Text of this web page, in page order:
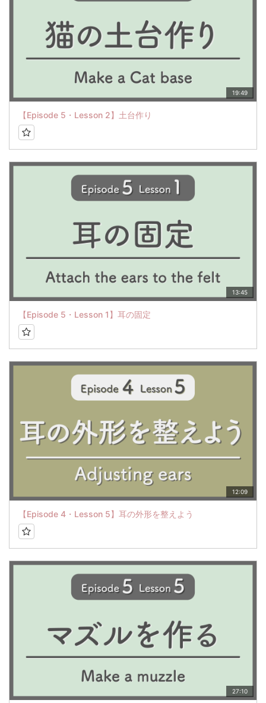
19:49
【Episode 5・Lesson 2】土台作り
13:45
【Episode 5・Lesson 1】耳の固定
12:09
【Episode 4・Lesson 5】耳の外形を整えよう
27:10